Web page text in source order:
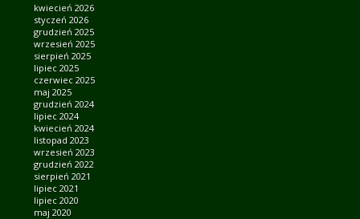
kwiecień 2026
styczeń 2026
grudzień 2025
wrzesień 2025
sierpień 2025
lipiec 2025
czerwiec 2025
maj 2025
grudzień 2024
lipiec 2024
kwiecień 2024
listopad 2023
wrzesień 2023
grudzień 2022
sierpień 2021
lipiec 2021
lipiec 2020
maj 2020